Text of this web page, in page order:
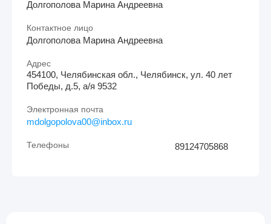
Долгополова Марина Андреевна
Контактное лицо
Долгополова Марина Андреевна
Адрес
454100, Челябинская обл., Челябинск, ул. 40 лет
Победы, д.5, а/я 9532
Электронная почта
mdolgopolova00@inbox.ru
Телефоны 89124705868